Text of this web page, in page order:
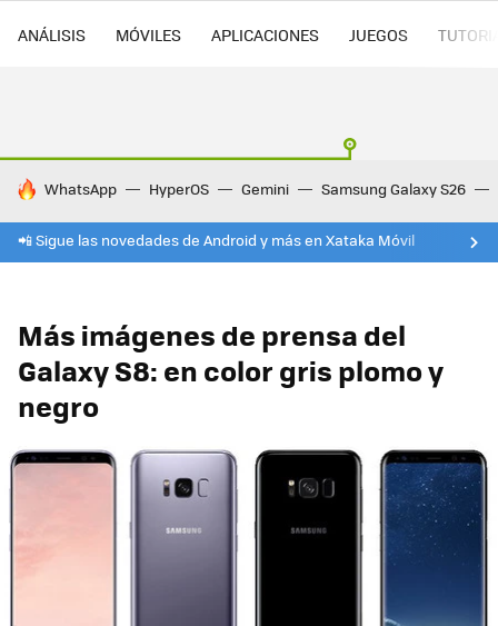
ANÁLISIS MÓVILES APLICACIONES JUEGOS
HOY SE HABLA DE
WhatsApp HyperOS Gemini Samsung Galaxy S26
📲 Sigue las novedades de Android y más en Xataka Móvil
Más imágenes de prensa del
Galaxy S8: en color gris plomo y
negro